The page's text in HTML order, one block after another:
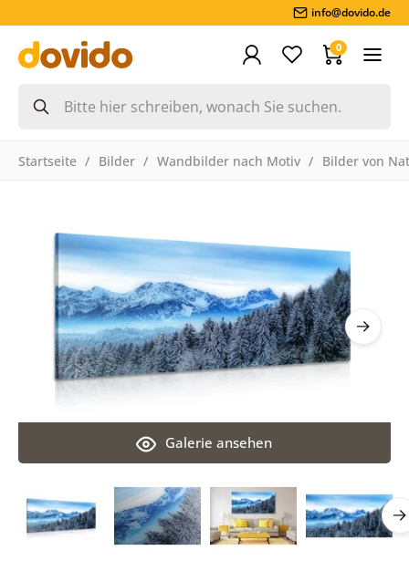
info@dovido.de
0
Startseite Bilder Wandbilder nach Motiv Bilder von
Galerie ansehen